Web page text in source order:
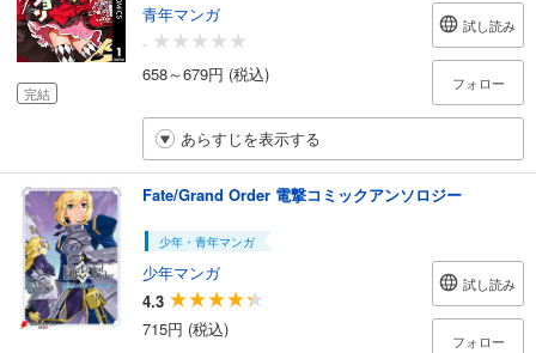
完結
青年マンガ
-
658～679円 (税込)
試し読み
フォロー
あらすじを表示する
Fate/Grand Order 電撃コミックアンソロジー
少年・青年マンガ
少年マンガ
4.3
715円 (税込)
試し読み
フォロー